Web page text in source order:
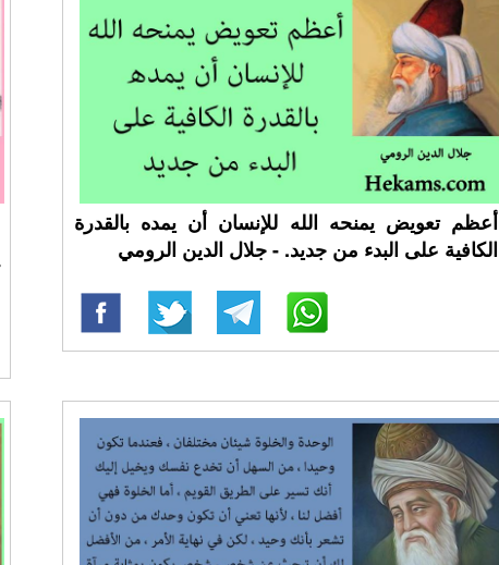
أعظم تعويض يمنحه الله للإنسان أن يمده بالقدرة
الكافية على البدء من جديد. - جلال الدين الرومي